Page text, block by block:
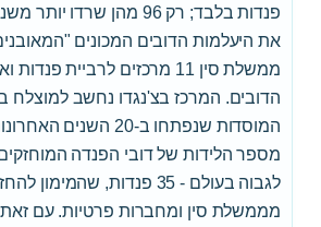
פנדות בלבד; רק 96 מהן שרדו
את היעלמות הדובים המכונים
ממשלת סין 11 מרכזים לרביית
הדובים. המרכז בצ'נגדו נחשב למוצלח
המוסדות שנפתחו ב-20 השנים האחרונות.
מספר הלידות של דובי הפנדה
לגבוה בעולם - 35 פנדות,
מממשלת סין ומחברות פרטיות. עם